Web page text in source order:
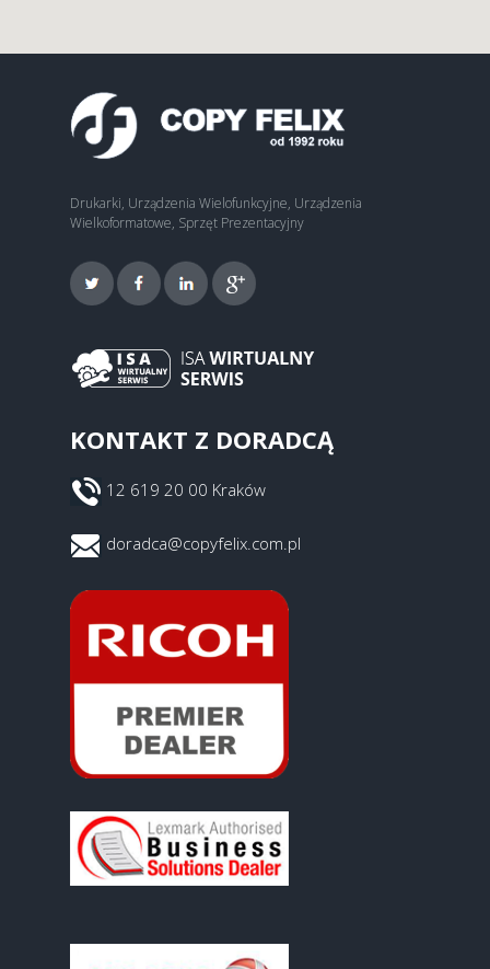
Drukarki, Urządzenia Wielofunkcyjne, Urządzenia
Wielkoformatowe, Sprzęt Prezentacyjny
KONTAKT Z DORADCĄ
12 619 20 00 Kraków
doradca@copyfelix.com.pl